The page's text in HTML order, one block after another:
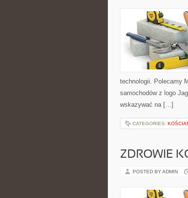
technologii. Polecamy
samochodów z logo
wskazywać na […]
CATEGORIES:
ZDROWIE
POSTED BY ADMIN